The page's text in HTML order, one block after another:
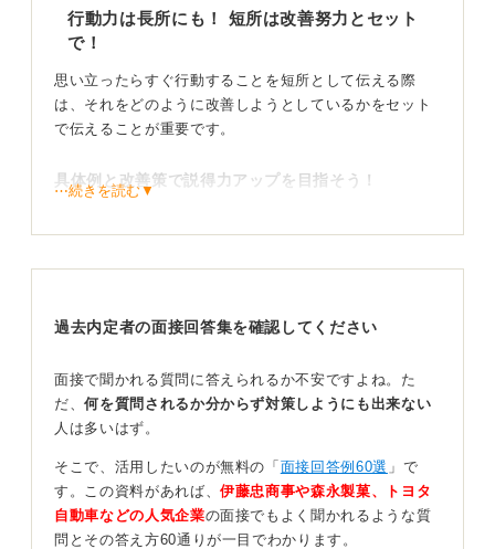
行動力は長所にも！ 短所は改善努力とセット
で！
思い立ったらすぐ行動することを短所として伝える際
は、それをどのように改善しようとしているかをセット
で伝えることが重要です。
具体例と改善策で説得力アップを目指そう！
たとえば、「私の短所は、思い立ったらすぐに行動して
友人からはフットワークが軽いと評価していただくこと
心掛けています」といった伝え方が考えられます。
単に短所を述べるだけでなく、改善努力を伝えること
0
⋯続きを読む▼
過去内定者の面接回答集を確認してください
面接で聞かれる質問に答えられるか不安ですよね。た
だ、何を質問されるか分からず対策しようにも出来ない
人は多いはず。
そこで、活用したいのが無料の「 面接回答例60選 」で
す。この資料があれば、伊藤忠商事や森永製菓、トヨタ
自動車などの人気企業の面接でもよく聞かれるような質
問とその答え方60通りが一目でわかります。